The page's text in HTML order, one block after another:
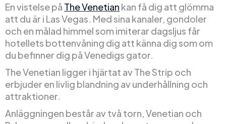
En vistelse på The Venetian kan få dig att glömma
att du är i Las Vegas. Med sina kanaler, gondoler
och en målad himmel som imiterar dagsljus får
hotellets bottenvåning dig att känna dig som om
du befinner dig på Venedigs gator.
The Venetian ligger i hjärtat av The Strip och
erbjuder en livlig blandning av underhållning och
attraktioner.
Anläggningen består av två torn, Venetian och